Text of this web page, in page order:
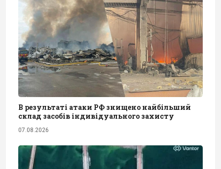
В результаті атаки РФ знищено найбільший
склад засобів індивідуального захисту
07.08.2026